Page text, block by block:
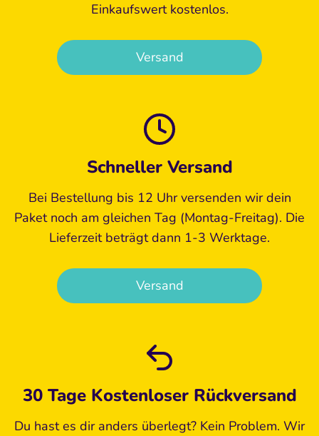
Einkaufswert kostenlos.
Versand
Schneller Versand
Bei Bestellung bis 12 Uhr versenden wir dein
Paket noch am gleichen Tag (Montag-Freitag). Die
Lieferzeit beträgt dann 1-3 Werktage.
Versand
30 Tage Kostenloser Rückversand
Du hast es dir anders überlegt? Kein Problem. Wir